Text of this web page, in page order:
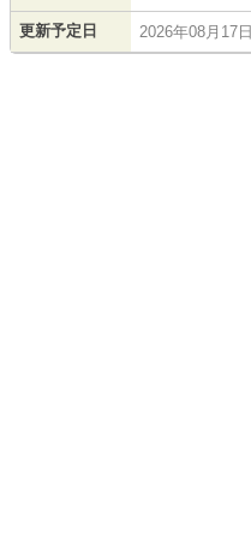
更新予定日 2026年08月17日